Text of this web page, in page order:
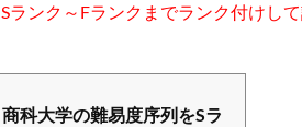
ます。 （※この記事を述べる時点で東京
ンク～Fランクまでランク付けし
科大学の難易度序列をSラ